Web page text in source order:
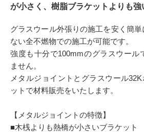
Q＆A 販売
お気に入り
が小さく、樹脂ブラケットよりも強
グラスウール外張りの施工を安く簡単
ない全不燃物での施工が可能です。
強度も十分で100mmのグラスウール
ません。
メタルジョイントとグラスウール
ットで材料販売をいたします。
【メタルジョイントの特徴】
■木桟よりも熱橋が小さいブラケット